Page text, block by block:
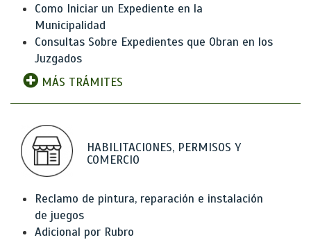
Como Iniciar un Expediente en la
Municipalidad
Consultas Sobre Expedientes que Obran en los
Juzgados
MÁS TRÁMITES
HABILITACIONES, PERMISOS Y
COMERCIO
Reclamo de pintura, reparación e instalación
de juegos
Adicional por Rubro